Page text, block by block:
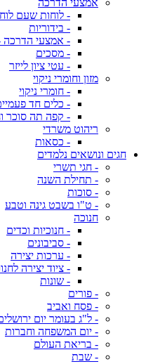
אמצעי הדרכה
- לוחות שעם
- בידוריות
- אמצעי הדרכה
- מסכים
- עטי ציון לייזר
מזון וחומרי ניקוי
- חומרי ניקוי
- כלים חד
- קפה תה סוכר
ריהוט משרדי
- כסאות
חגים ונושאים נלמדים
- חגי תשרי
- תחילת השנה
- סוכות
- ט"ו בשבט גינה וטבע
חנוכה
- חנוכיות וכדים
- סביבונים
- ערכות יצירה
- ציוד יצירה
- שונות
- פורים
- פסח ואביב
- ל"ג בעומר יום
- יום המשפחה וחברות
- בריאת העולם
- שבת